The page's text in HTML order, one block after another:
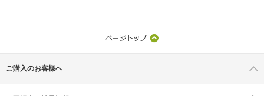
ご購入のお客様へ